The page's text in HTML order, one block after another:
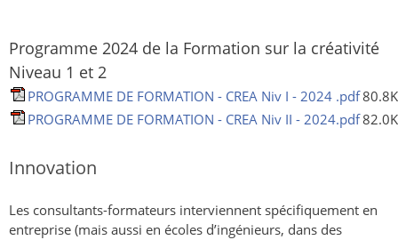
Programme 2024 de la Formation sur la créativité
Niveau 1 et 2
PROGRAMME DE FORMATION - CREA Niv I - 2024 .pdf
PROGRAMME DE FORMATION - CREA Niv II - 2024.pdf
Innovation
Les consultants-formateurs interviennent spécifiquement en
entreprise (mais aussi en écoles d’ingénieurs, dans des